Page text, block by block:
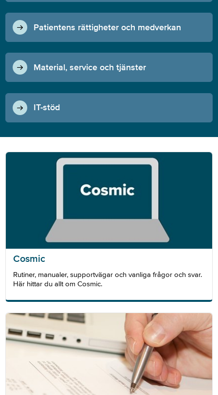
Patientens rättigheter och medverkan
Material, service och tjänster
IT-stöd
Cosmic
Rutiner, manualer, supportvägar och vanliga frågor och svar.
Här hittar du allt om Cosmic.